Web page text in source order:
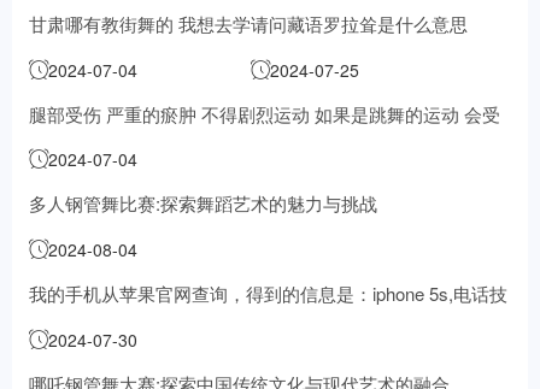
甘肃哪有教街舞的 我想去学
2024-07-04
请问藏语罗拉耸是什么意思
2024-07-25
腿部受伤 严重的瘀肿 不得剧烈运动 如果是跳舞的运动 会受
影响吗
2024-07-04
多人钢管舞比赛:探索舞蹈艺术的魅力与挑战
2024-08-04
我的手机从苹果官网查询，得到的信息是：iphone 5s,电话技
术支持已过期，维修到期日是2015.1.27（还有将近两个月过
期），但是手机连接到电脑后，itunes无法识别，还显示
2024-07-30
哪吒钢管舞大赛:探索中国传统文化与现代艺术的融合